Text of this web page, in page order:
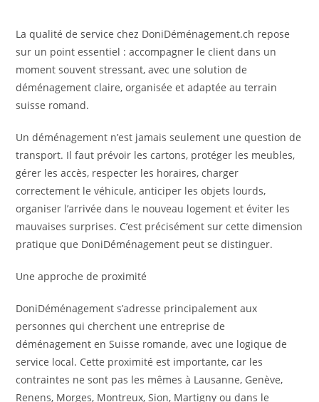
La qualité de service chez DoniDéménagement.ch repose
sur un point essentiel : accompagner le client dans un
moment souvent stressant, avec une solution de
déménagement claire, organisée et adaptée au terrain
suisse romand.
Un déménagement n’est jamais seulement une question de
transport. Il faut prévoir les cartons, protéger les meubles,
gérer les accès, respecter les horaires, charger
correctement le véhicule, anticiper les objets lourds,
organiser l’arrivée dans le nouveau logement et éviter les
mauvaises surprises. C’est précisément sur cette dimension
pratique que DoniDéménagement peut se distinguer.
Une approche de proximité
DoniDéménagement s’adresse principalement aux
personnes qui cherchent une entreprise de
déménagement en Suisse romande, avec une logique de
service local. Cette proximité est importante, car les
contraintes ne sont pas les mêmes à Lausanne, Genève,
Renens, Morges, Montreux, Sion, Martigny ou dans le